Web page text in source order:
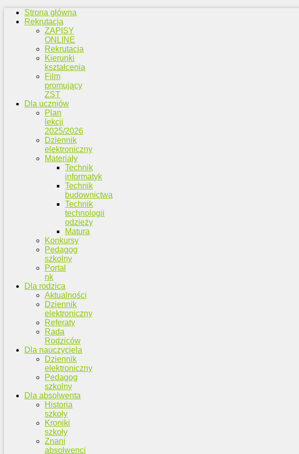
Strona główna
Rekrutacja
ZAPISY
ONLINE
Rekrutacja
Kierunki
kształcenia
Film
promujący
ZST
Dla uczniów
Plan
lekcji
2025/2026
Dziennik
elektroniczny
Materiały
Technik
informatyk
Technik
budownictwa
Technik
technologii
odzieży
Matura
Konkursy
Pedagog
szkolny
Portal
nk
Dla rodzica
Aktualności
Dziennik
elektroniczny
Referaty
Rada
Rodziców
Dla nauczyciela
Dziennik
elektroniczny
Pedagog
szkolny
Dla absolwenta
Historia
szkoły
Kroniki
szkoły
Znani
absolwenci